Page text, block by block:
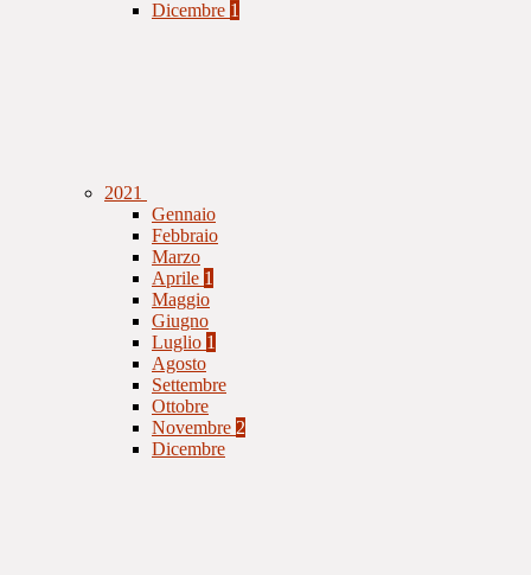
Dicembre 1
2021
Gennaio
Febbraio
Marzo
Aprile 1
Maggio
Giugno
Luglio 1
Agosto
Settembre
Ottobre
Novembre 2
Dicembre